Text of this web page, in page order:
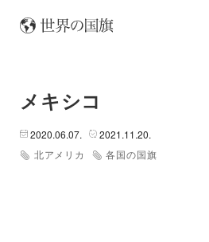
メキシコ
2020.06.07.
2021.11.20.
北アメリカ
各国の国旗